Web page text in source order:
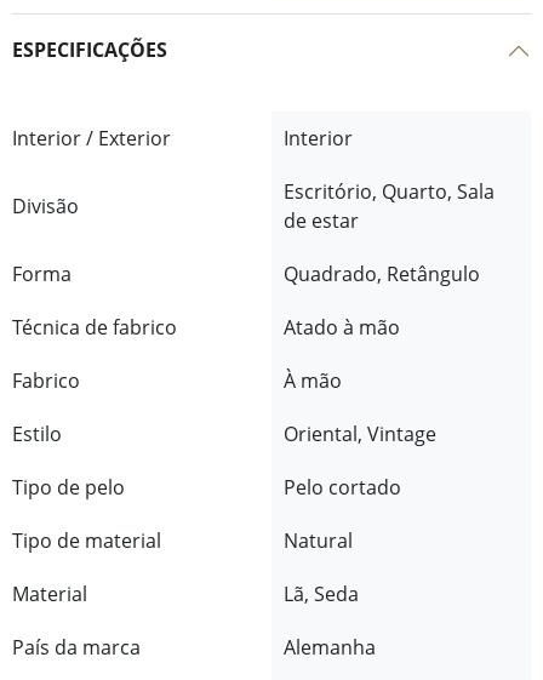
ESPECIFICAÇÕES
Interior / Exterior Interior
Divisão
Escritório, Quarto, Sala
de estar
Forma
Quadrado, Retângulo
Técnica de fabrico
Atado à mão
Fabrico
À mão
Estilo
Oriental, Vintage
Tipo de pelo
Pelo cortado
Tipo de material
Natural
Material
Lã, Seda
País da marca
Alemanha